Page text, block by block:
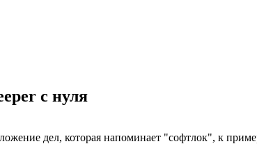
с нуля
дел, которая напоминает "софтлок", к